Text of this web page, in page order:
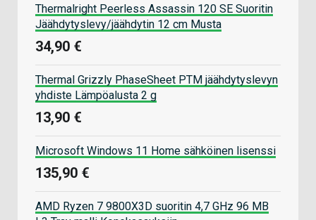
Thermalright Peerless Assassin 120 SE Suoritin
Jäähdytyslevy/jäähdytin 12 cm Musta
34,90 €
Thermal Grizzly PhaseSheet PTM jäähdytyslevyn
yhdiste Lämpöalusta 2 g
13,90 €
Microsoft Windows 11 Home sähköinen lisenssi
135,90 €
AMD Ryzen 7 9800X3D suoritin 4,7 GHz 96 MB